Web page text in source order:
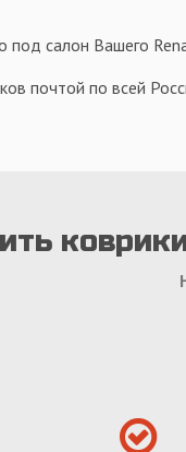
салон Вашего
почтой по всей